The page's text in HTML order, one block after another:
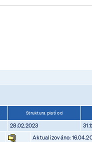
Struktura platí od
28.02.2023
Aktualizováno: